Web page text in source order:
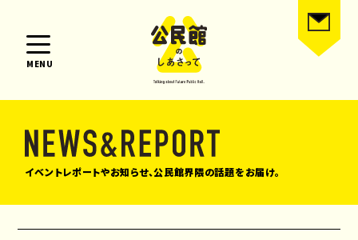
MENU
イベントレポートやお知らせ、公民館界隈の話題をお届け。